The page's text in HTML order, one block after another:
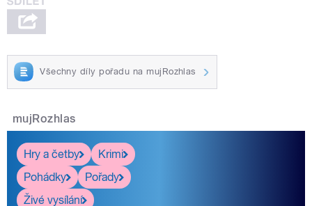
Všechny díly pořadu na mujRozhlas
mujRozhlas
Hry a četby
Krimi
Pohádky
Pořady
Živé vysílání